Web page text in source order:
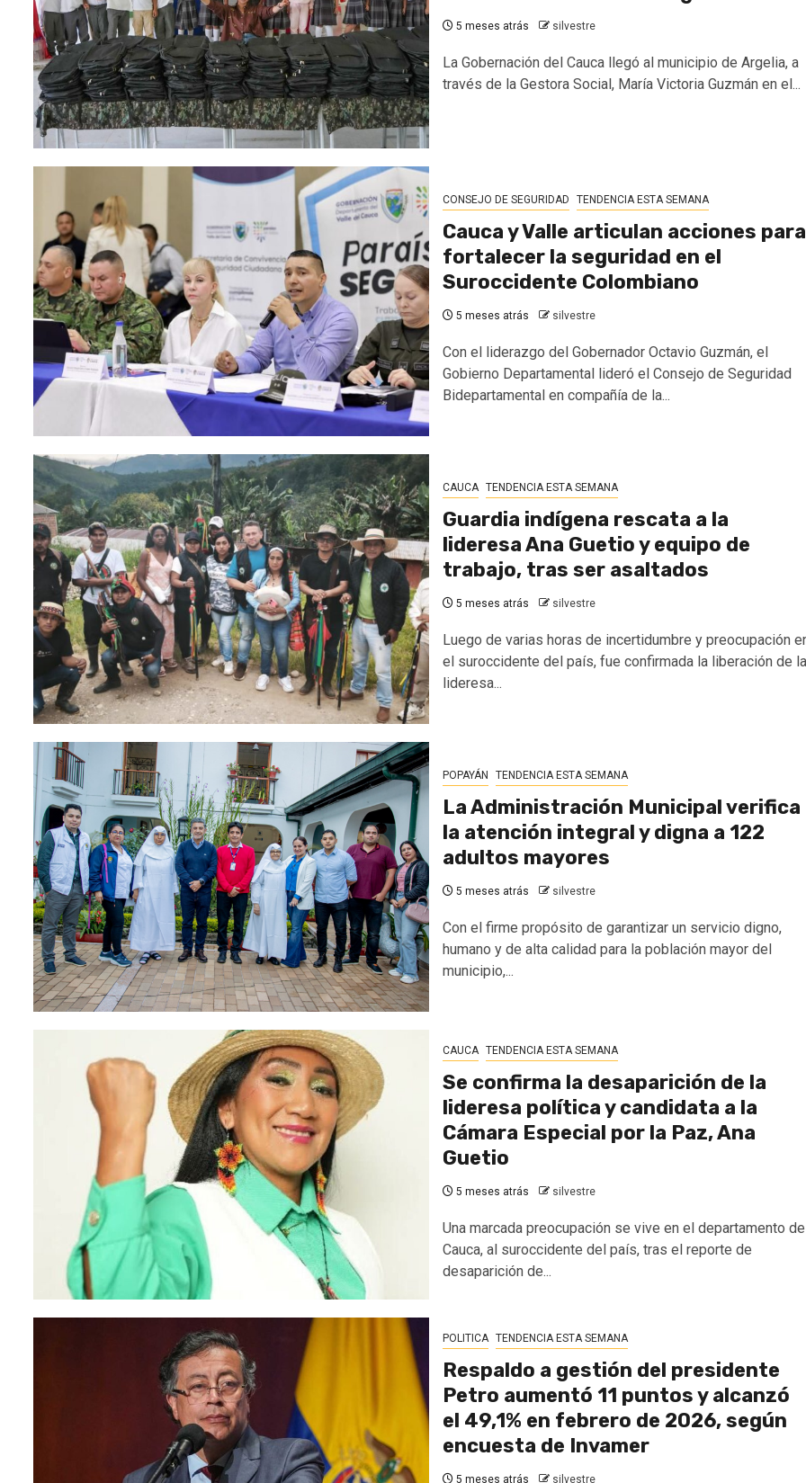
5 meses atrás silvestre
La Gobernación del Cauca llegó al municipio de Argelia, a
través de la Gestora Social, María Victoria Guzmán en el...
CONSEJO DE SEGURIDAD TENDENCIA ESTA SEMANA
Cauca y Valle articulan acciones para
fortalecer la seguridad en el
Suroccidente Colombiano
5 meses atrás silvestre
Con el liderazgo del Gobernador Octavio Guzmán, el
Gobierno Departamental lideró el Consejo de Seguridad
Bidepartamental en compañía de la...
CAUCA TENDENCIA ESTA SEMANA
Guardia indígena rescata a la
lideresa Ana Guetio y equipo de
trabajo, tras ser asaltados
5 meses atrás silvestre
Luego de varias horas de incertidumbre y preocupación
el suroccidente del país, fue confirmada la liberación de la
lideresa...
POPAYÁN TENDENCIA ESTA SEMANA
La Administración Municipal verifica
la atención integral y digna a 122
adultos mayores
5 meses atrás silvestre
Con el firme propósito de garantizar un servicio digno,
humano y de alta calidad para la población mayor del
municipio,...
CAUCA TENDENCIA ESTA SEMANA
Se confirma la desaparición de la
lideresa política y candidata a la
Cámara Especial por la Paz, Ana
Guetio
5 meses atrás silvestre
Una marcada preocupación se vive en el departamento
Cauca, al suroccidente del país, tras el reporte de
desaparición de...
POLITICA TENDENCIA ESTA SEMANA
Respaldo a gestión del presidente
Petro aumentó 11 puntos y alcanzó
el 49,1% en febrero de 2026, según
encuesta de Invamer
5 meses atrás silvestre